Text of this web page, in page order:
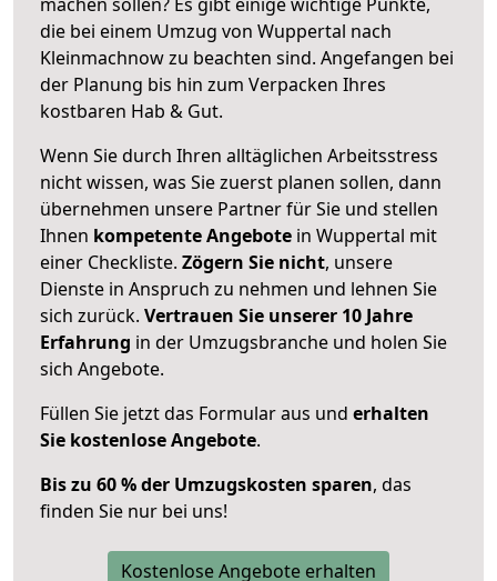
die bei einem Umzug von Wuppertal nach
Kleinmachnow zu beachten sind. Angefangen bei
der Planung bis hin zum Verpacken Ihres
kostbaren Hab & Gut.
Wenn Sie durch Ihren alltäglichen Arbeitsstress
nicht wissen, was Sie zuerst planen sollen, dann
übernehmen unsere Partner für Sie und stellen
Ihnen kompetente Angebote in Wuppertal mit
einer Checkliste. Zögern Sie nicht, unsere
Dienste in Anspruch zu nehmen und lehnen Sie
sich zurück. Vertrauen Sie unserer 10 Jahre
Erfahrung in der Umzugsbranche und holen Sie
sich Angebote.
Füllen Sie jetzt das Formular aus und erhalten
Sie kostenlose Angebote.
Bis zu 60 % der Umzugskosten sparen, das
finden Sie nur bei uns!
Kostenlose Angebote erhalten